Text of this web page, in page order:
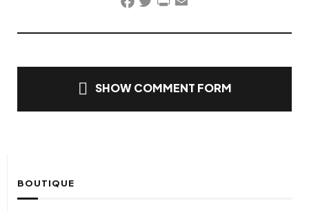
Facebook
TwitterPrintFriendly
Email
SHOW COMMENT FORM
BOUTIQUE